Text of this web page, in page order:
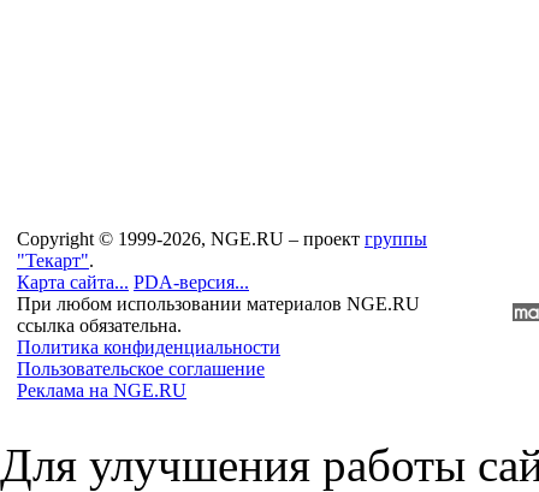
Copyright © 1999-2026, NGE.RU – проект группы
"Текарт".
Карта сайта... PDA-версия...
При любом использовании материалов NGE.RU
ссылка обязательна.
Политика конфиденциальности
Пользовательское соглашение
Реклама на NGE.RU
Для улучшения работы